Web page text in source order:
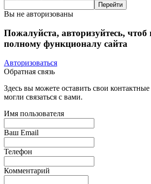
Вы не авторизованы
Пожалуйста, авторизуйтесь, чтоб
полному функционалу сайта
Авторизоваться
Обратная связь
Здесь вы можете оставить свои
могли связаться с вами.
Имя пользователя
Ваш Email
Телефон
Комментарий